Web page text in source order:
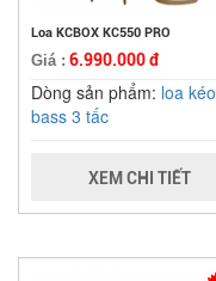
Loa KCBOX KC550 PRO
Giá : 6.990.000 đ
Dòng sản phẩm: loa kéo
bass 3 tấc
XEM CHI TIẾT